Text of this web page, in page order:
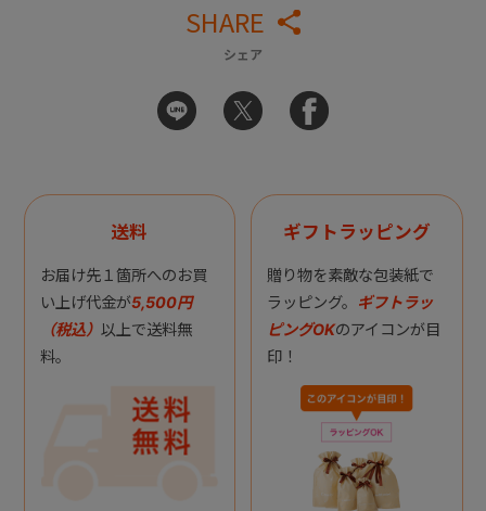
SHARE
シェア
送料
お届け先１箇所へのお買
い上げ代金が5,500円
（税込） 以上で送料無
料。
ギフトラッピング
贈り物を素敵な包装紙で
ラッピング。 ギフトラッ
ピングOKのアイコンが目
印！